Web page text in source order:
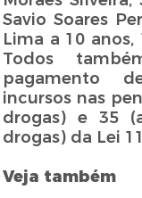
Savio Soares
Lima a 10
Todos
pagamento
incursos nas
drogas) e 35
drogas) da Lei
Veja também